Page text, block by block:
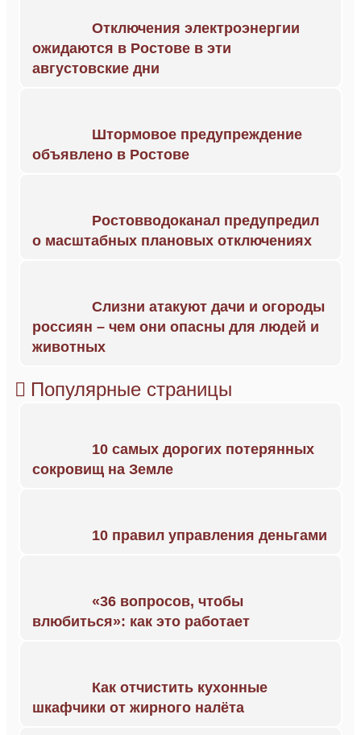
Отключения электроэнергии
ожидаются в Ростове в эти
августовские дни
Штормовое предупреждение
объявлено в Ростове
Ростовводоканал предупредил
о масштабных плановых отключениях
Слизни атакуют дачи и огороды
россиян – чем они опасны для людей и
животных
Популярные страницы
10 самых дорогих потерянных
сокровищ на Земле
10 правил управления деньгами
«36 вопросов, чтобы
влюбиться»: как это работает
Как отчистить кухонные
шкафчики от жирного налёта